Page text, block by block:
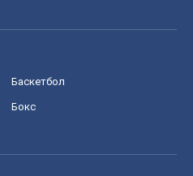
Баскетбол
Бокс